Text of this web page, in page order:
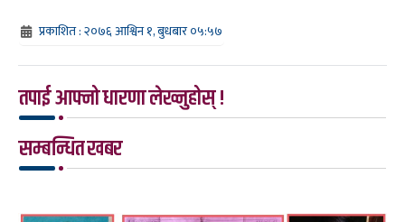
प्रकाशित : २०७६ आश्विन १, बुधबार ०५:५७
तपाई आफ्नो धारणा लेख्नुहोस् !
सम्बन्धित खबर